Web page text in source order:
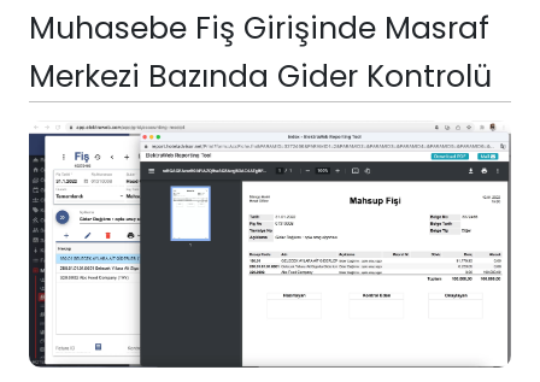
Muhasebe Fiş Girişinde Masraf
Merkezi Bazında Gider Kontrolü